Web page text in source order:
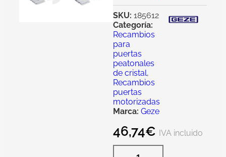
SKU: 185612
Categoría:
Recambios
para
puertas
peatonales
de cristal,
Recambios
puertas
motorizadas
Marca: Geze
46,74€ IVA incluido